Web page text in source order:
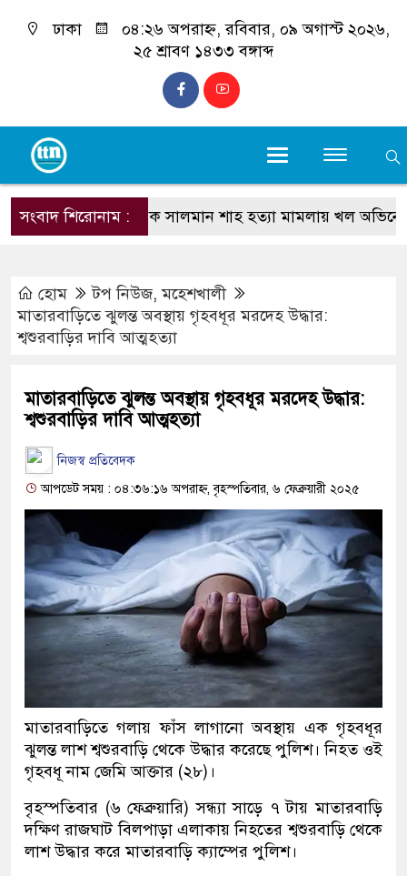
ঢাকা
০৪:২৬ অপরাহ্ন, রবিবার, ০৯ অগাস্ট ২০২৬,
২৫ শ্রাবণ ১৪৩৩ বঙ্গাব্দ
সংবাদ শিরোনাম :নায়ক সালমান শাহ হত্যা মামলায় খল অভিনেতা ডন
হোম টপ নিউজ,মহেশখালী
মাতারবাড়িতে ঝুলন্ত অবস্থায় গৃহবধূর মরদেহ উদ্ধার:
শ্বশুরবাড়ির দাবি আত্মহত্যা
মাতারবাড়িতে ঝুলন্ত অবস্থায় গৃহবধূর মরদেহ উদ্ধার:
শ্বশুরবাড়ির দাবি আত্মহত্যা
নিজস্ব প্রতিবেদক
আপডেট সময় : ০৪:৩৬:১৬ অপরাহ্ন, বৃহস্পতিবার, ৬ ফেব্রুয়ারী ২০২৫
মাতারবাড়িতে গলায় ফাঁস লাগানো অবস্থায় এক গৃহবধূর
ঝুলন্ত লাশ শ্বশুরবাড়ি থেকে উদ্ধার করেছে পুলিশ। নিহত ওই
গৃহবধূ নাম জেমি আক্তার (২৮)।
বৃহস্পতিবার (৬ ফেব্রুয়ারি) সন্ধ্যা সাড়ে ৭ টায় মাতারবাড়ি
দক্ষিণ রাজঘাট বিলপাড়া এলাকায় নিহতের শ্বশুরবাড়ি থেকে
লাশ উদ্ধার করে মাতারবাড়ি ক্যাম্পের পুলিশ।